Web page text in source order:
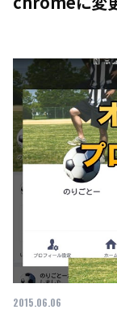
2015.06.06